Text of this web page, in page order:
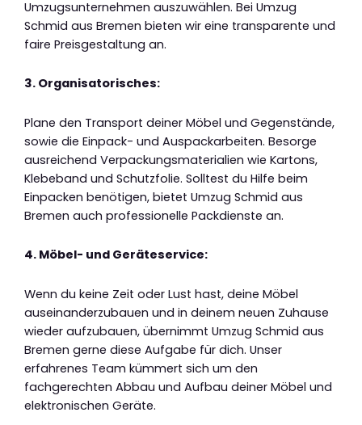
Umzugsunternehmen auszuwählen. Bei Umzug
Schmid aus Bremen bieten wir eine transparente und
faire Preisgestaltung an.
3. Organisatorisches:
Plane den Transport deiner Möbel und Gegenstände,
sowie die Einpack- und Auspackarbeiten. Besorge
ausreichend Verpackungsmaterialien wie Kartons,
Klebeband und Schutzfolie. Solltest du Hilfe beim
Einpacken benötigen, bietet Umzug Schmid aus
Bremen auch professionelle Packdienste an.
4. Möbel- und Geräteservice:
Wenn du keine Zeit oder Lust hast, deine Möbel
auseinanderzubauen und in deinem neuen Zuhause
wieder aufzubauen, übernimmt Umzug Schmid aus
Bremen gerne diese Aufgabe für dich. Unser
erfahrenes Team kümmert sich um den
fachgerechten Abbau und Aufbau deiner Möbel und
elektronischen Geräte.